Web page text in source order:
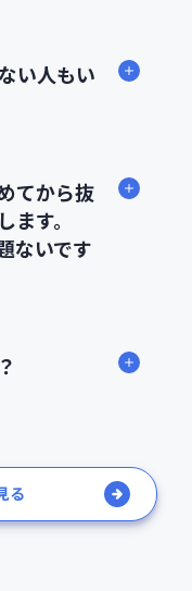
い人もい
てから抜
す。
ないです
る